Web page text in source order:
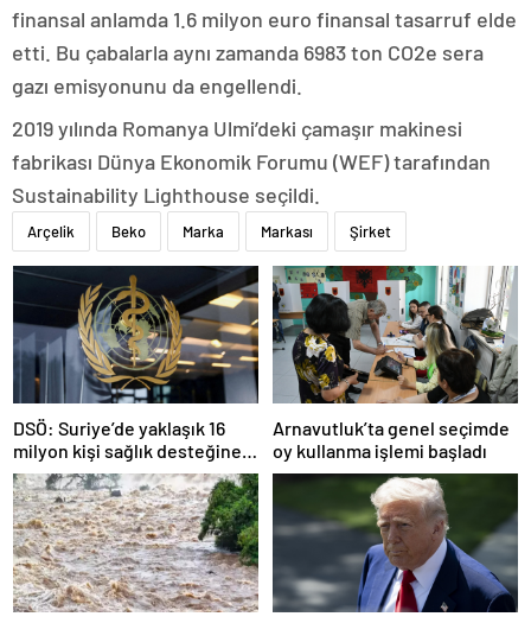
finansal anlamda 1.6 milyon euro finansal tasarruf elde
etti. Bu çabalarla aynı zamanda 6983 ton CO2e sera
gazı emisyonunu da engellendi.
2019 yılında Romanya Ulmi’deki çamaşır makinesi
fabrikası Dünya Ekonomik Forumu (WEF) tarafından
Sustainability Lighthouse seçildi.
Arçelik Beko Marka Markası Şirket
DSÖ: Suriye’de yaklaşık 16
milyon kişi sağlık desteğine
ihtiyaç duyuyor
Arnavutluk’ta genel seçimde
oy kullanma işlemi başladı